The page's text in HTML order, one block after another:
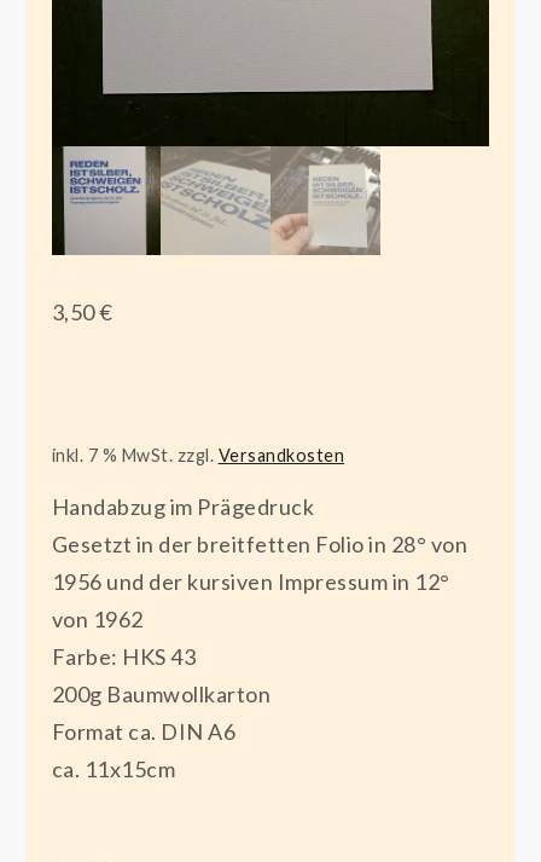
3,50€
inkl. 7 % MwSt. zzgl. Versandkosten
Handabzug im Prägedruck
Gesetzt in der breitfetten Folio in 28° von
1956 und der kursiven Impressum in 12°
von 1962
Farbe: HKS 43
200g Baumwollkarton
Format ca. DIN A6
ca. 11x15cm